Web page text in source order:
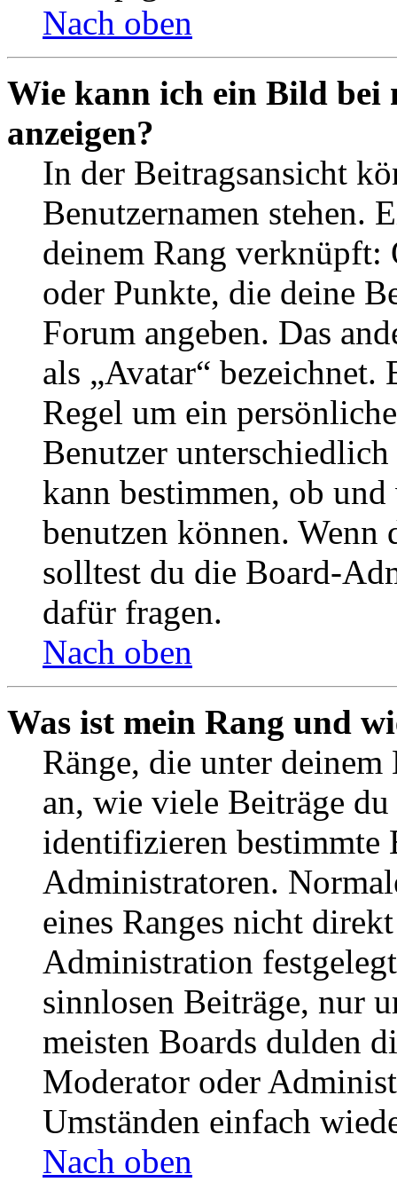
Nach oben
Wie kann ich ein Bild bei
anzeigen?
In der Beitragsansicht
Benutzernamen stehen.
deinem Rang verknüpft:
oder Punkte, die deine
Forum angeben. Das
als „Avatar“
Regel um ein
Benutzer
kann bestimmen, ob
benutzen können. Wenn
solltest du die Board-
dafür fragen.
Nach oben
Was ist mein Rang und
Ränge, die unter deinem
an, wie viele Beiträge
identifizieren bestimmte
Administratoren.
eines Ranges nicht
Administration
sinnlosen Beiträge, nur
meisten Boards dulden
Moderator oder
Umständen einfach
Nach oben